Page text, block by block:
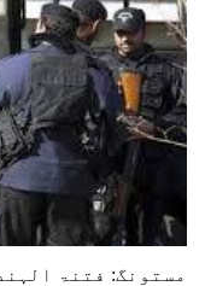
مستونگ: فتنۃ